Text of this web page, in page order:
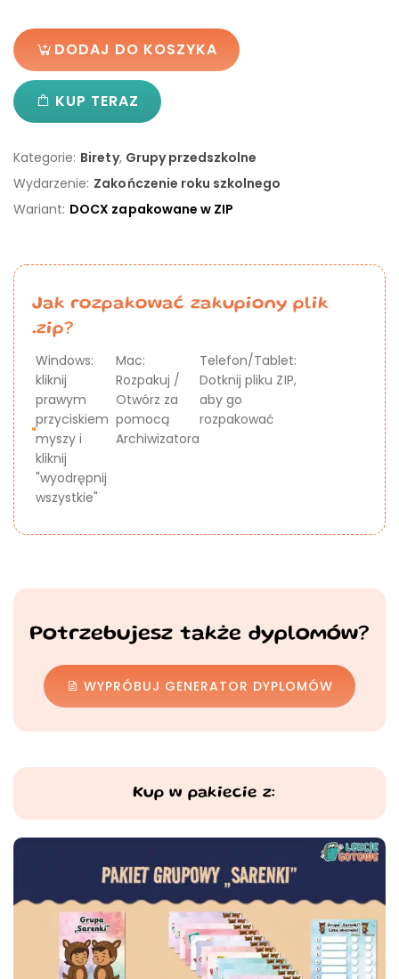
DODAJ DO KOSZYKA
KUP TERAZ
Kategorie: Birety, Grupy przedszkolne
Wydarzenie: Zakończenie roku szkolnego
Wariant: DOCX zapakowane w ZIP
Jak rozpakować zakupiony plik
.zip?
Windows:
kliknij
prawym
przyciskiem
myszy i
kliknij
"wyodrępnij
wszystkie"
Mac:
Rozpakuj /
Otwórz za
pomocą
Archiwizatora
Telefon/Tablet:
Dotknij pliku ZIP,
aby go
rozpakować
Potrzebujesz także dyplomów?
WYPRÓBUJ GENERATOR DYPLOMÓW
Kup w pakiecie z: